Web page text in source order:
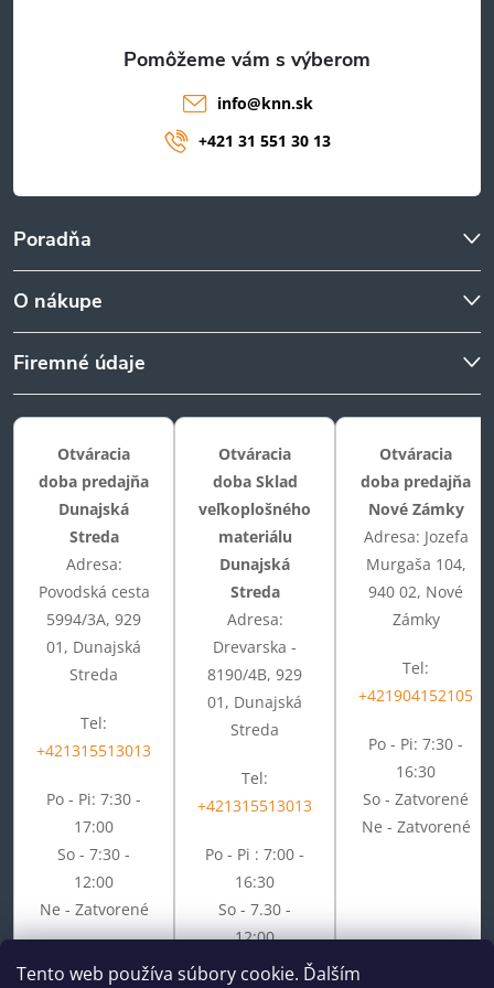
Tento web používa súbory cookie. Ďalším
Poradňa
O nákupe
Firemné údaje
info@knn.sk
+421 31 551 30 13
Otváracia
doba predajňa
Dunajská
Streda
Adresa:
Povodská cesta
5994/3A, 929
01, Dunajská
Streda
Tel:
+421315513013
Po - Pi: 7:30 -
17:00
So - 7:30 -
12:00
Ne - Zatvorené
Otváracia
doba Sklad
veľkoplošného
materiálu
Dunajská
Streda
Adresa:
Drevarska -
8190/4B, 929
01, Dunajská
Streda
Tel:
+421315513013
Po - Pi : 7:00 -
16:30
So - 7.30 -
12:00
Ne - Zatvorené
Otváracia
doba predajňa
Nové Zámky
Adresa: Jozefa
Murgaša 104,
940 02, Nové
Zámky
Tel:
+421904152105
Po - Pi: 7:30 -
16:30
So - Zatvorené
Ne - Zatvorené